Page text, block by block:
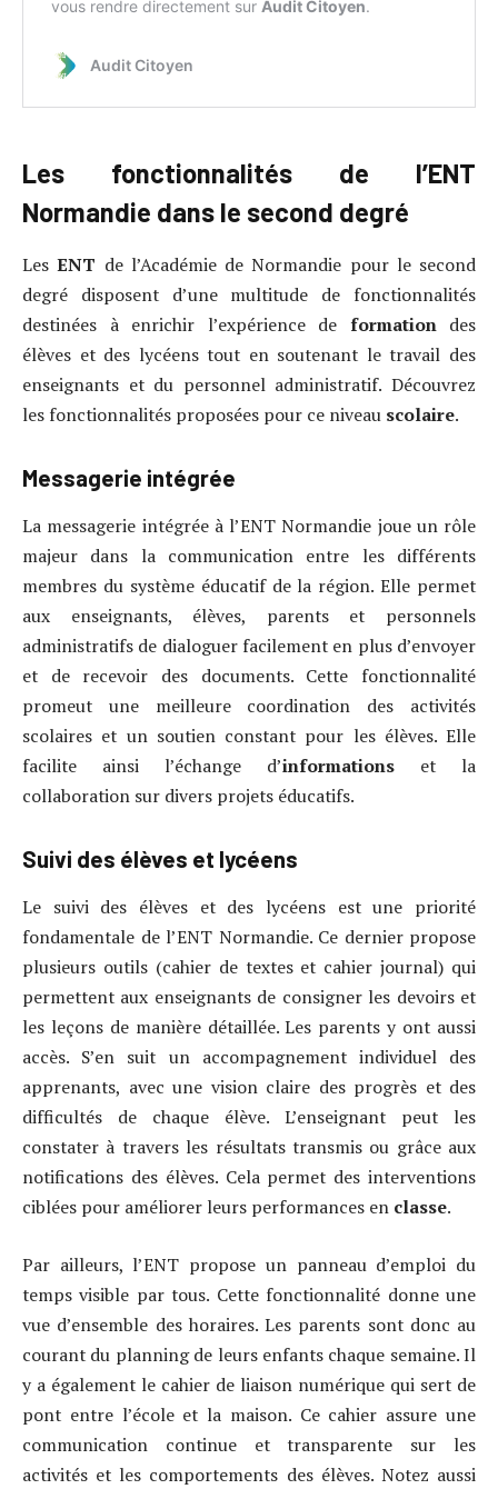
Les fonctionnalités de l’ENT
Normandie dans le second degré
LesENT de l’Académie de Normandie pour le second
degré disposent d’une multitude de fonctionnalités
destinées à enrichir l’expérience de formationdes
élèves et des lycéens tout en soutenant le travail des
enseignants et du personnel administratif. Découvrez
les fonctionnalités proposées pour ce niveau scolaire.
Messagerie intégrée
La messagerie intégrée à l’ENT Normandie joue un rôle
majeur dans la communication entre les différents
membres du système éducatif de la région. Elle permet
aux enseignants, élèves, parents et personnels
administratifs de dialoguer facilement en plus d’envoyer
et de recevoir des documents. Cette fonctionnalité
promeut une meilleure coordination des activités
scolaires et un soutien constant pour les élèves. Elle
facilite ainsi l’échange d’informations et la
collaboration sur divers projets éducatifs.
Suivi des élèves et lycéens
Le suivi des élèves et des lycéens est une priorité
fondamentale de l’ENT Normandie. Ce dernier propose
plusieurs outils (cahier de textes et cahier journal) qui
permettent aux enseignants de consigner les devoirs et
les leçons de manière détaillée. Les parents y ont aussi
accès. S’en suit un accompagnement individuel des
apprenants, avec une vision claire des progrès et des
difficultés de chaque élève. L’enseignant peut les
constater à travers les résultats transmis ou grâce aux
notifications des élèves. Cela permet des interventions
ciblées pour améliorer leurs performances en classe.
Par ailleurs, l’ENT propose un panneau d’emploi du
temps visible par tous. Cette fonctionnalité donne une
vue d’ensemble des horaires. Les parents sont donc au
courant du planning de leurs enfants chaque semaine. Il
y a également le cahier de liaison numérique qui sert de
pont entre l’école et la maison. Ce cahier assure une
communication continue et transparente sur les
activités et les comportements des élèves. Notez aussi